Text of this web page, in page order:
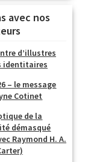
avec nos
d’illustres
identitaires
– le message
Cotinet
de la
démasqué
Raymond H. A.